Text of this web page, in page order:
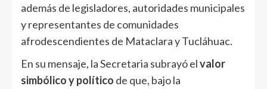
además de legisladores, autoridades municipales
y representantes de comunidades
afrodescendientes de Mataclara y Tucláhuac.
En su mensaje, la Secretaria subrayó elvalor
simbólico y político de que, bajo la